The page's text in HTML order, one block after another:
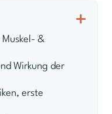
&
Wirkung der
erste